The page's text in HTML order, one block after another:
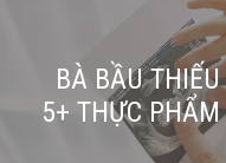
BÀ BẦU
5+ THỰC PHẨM